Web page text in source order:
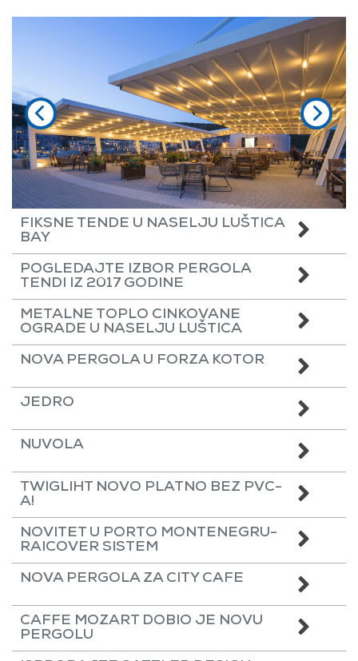
FIKSNE TENDE U NASELJU LUŠTICA
BAY
POGLEDAJTE IZBOR PERGOLA
TENDI IZ 2017 GODINE
METALNE TOPLO CINKOVANE
OGRADE U NASELJU LUŠTICA
NOVA PERGOLA U FORZA KOTOR
JEDRO
NUVOLA
TWIGLIHT NOVO PLATNO BEZ PVC-
A!
NOVITET U PORTO MONTENEGRU-
RAICOVER SISTEM
NOVA PERGOLA ZA CITY CAFE
CAFFE MOZART DOBIO JE NOVU
PERGOLU